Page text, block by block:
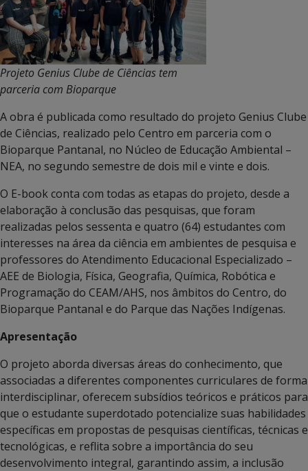
Projeto Genius Clube de Ciências tem
parceria com Bioparque
A obra é publicada como resultado do projeto Genius Clube
de Ciências, realizado pelo Centro em parceria com o
Bioparque Pantanal, no Núcleo de Educação Ambiental –
NEA, no segundo semestre de dois mil e vinte e dois.
O E-book conta com todas as etapas do projeto, desde a
elaboração à conclusão das pesquisas, que foram
realizadas pelos sessenta e quatro (64) estudantes com
interesses na área da ciência em ambientes de pesquisa e
professores do Atendimento Educacional Especializado –
AEE de Biologia, Física, Geografia, Química, Robótica e
Programação do CEAM/AHS, nos âmbitos do Centro, do
Bioparque Pantanal e do Parque das Nações Indígenas.
Apresentação
O projeto aborda diversas áreas do conhecimento, que
associadas a diferentes componentes curriculares de forma
interdisciplinar, oferecem subsídios teóricos e práticos para
que o estudante superdotado potencialize suas habilidades
específicas em propostas de pesquisas científicas, técnicas e
tecnológicas, e reflita sobre a importância do seu
desenvolvimento integral, garantindo assim, a inclusão